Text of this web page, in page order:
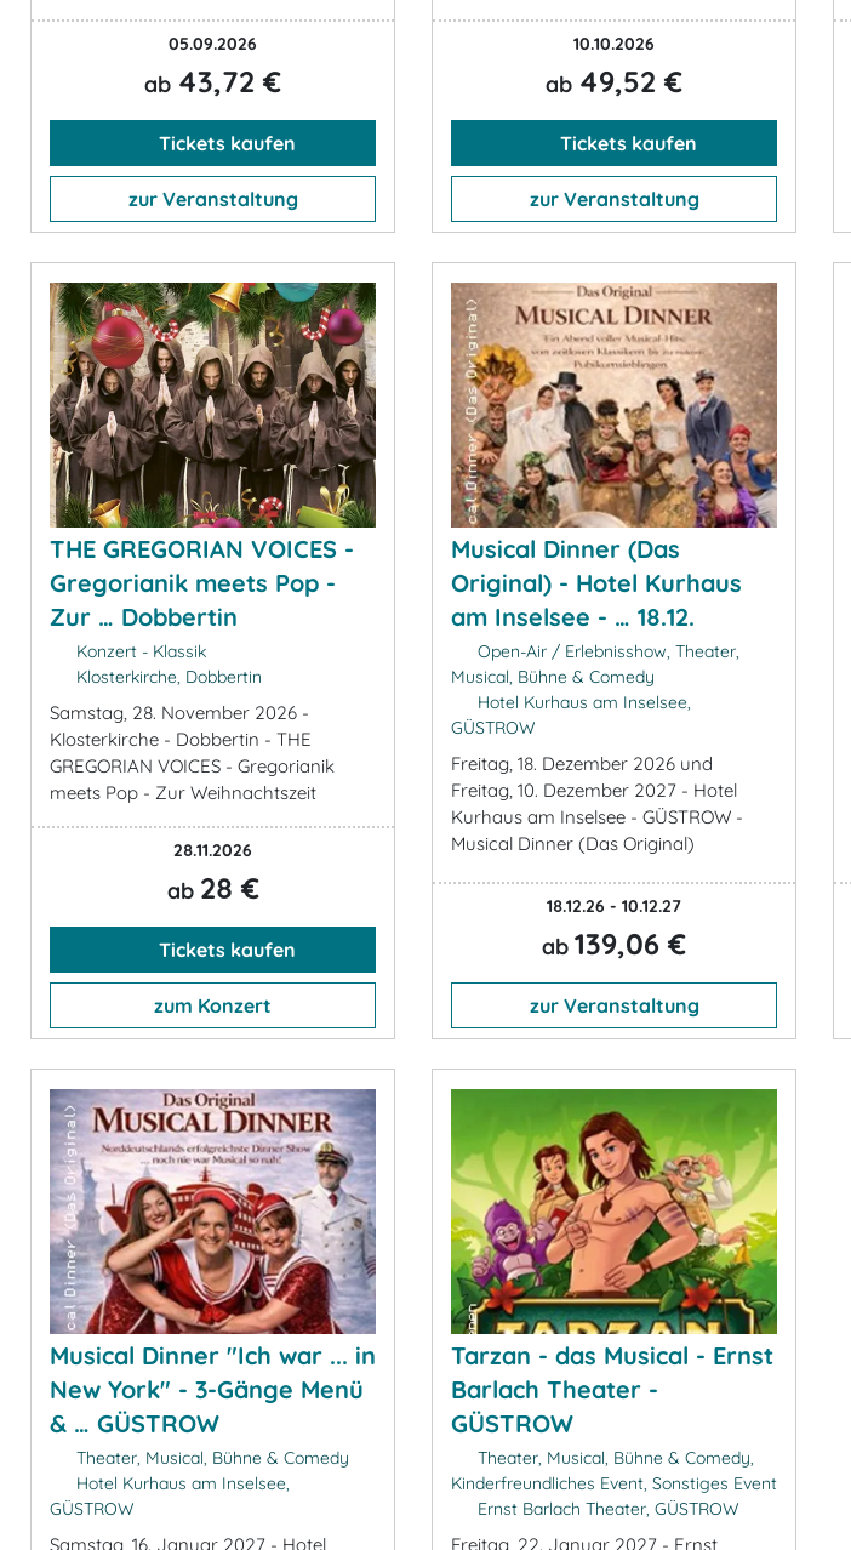
05.09.2026
ab 43,72 €
Tickets kaufen
zur Veranstaltung
10.10.2026
ab 49,52 €
Tickets kaufen
zur Veranstaltung
THE GREGORIAN VOICES -
Gregorianik meets Pop -
Zur … Dobbertin
Konzert - Klassik
Klosterkirche, Dobbertin
Samstag, 28. November 2026 -
Klosterkirche - Dobbertin - THE
GREGORIAN VOICES - Gregorianik
meets Pop - Zur Weihnachtszeit
28.11.2026
ab 28 €
Tickets kaufen
zum Konzert
Musical Dinner (Das
Original) - Hotel Kurhaus
am Inselsee - … 18.12.
Open-Air / Erlebnisshow, Theater,
Musical, Bühne & Comedy
Hotel Kurhaus am Inselsee,
GÜSTROW
Freitag, 18. Dezember 2026 und
Freitag, 10. Dezember 2027 - Hotel
Kurhaus am Inselsee - GÜSTROW -
Musical Dinner (Das Original)
18.12.26 - 10.12.27
ab 139,06 €
zur Veranstaltung
Musical Dinner "Ich war ... in
New York" - 3-Gänge Menü
& … GÜSTROW
Theater, Musical, Bühne & Comedy
Hotel Kurhaus am Inselsee,
GÜSTROW
Samstag, 16. Januar 2027 - Hotel
Tarzan - das Musical - Ernst
Barlach Theater -
GÜSTROW
Theater, Musical, Bühne & Comedy,
Kinderfreundliches Event, Sonstiges Event
Ernst Barlach Theater, GÜSTROW
Freitag, 22. Januar 2027 - Ernst